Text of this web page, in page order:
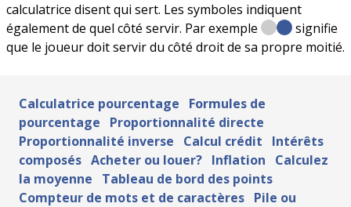
calculatrice disent qui sert. Les symboles indiquent
également de quel côté servir. Par exemple
signifie
que le joueur doit servir du côté droit de sa propre moitié.
Calculatrice pourcentage
Formules de
pourcentage
Proportionnalité directe
Proportionnalité inverse
Calcul crédit
Intérêts
composés Acheter ou louer? Inflation
Calculez
la moyenne
Tableau de bord des points
Compteur de mots et de caractères Pile ou